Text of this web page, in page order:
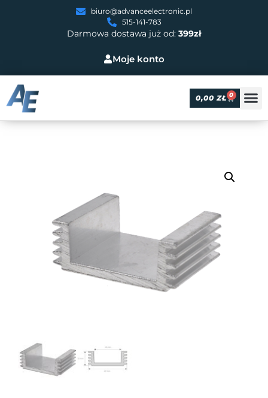
Moje konto
Darmowa dostawa już od: 399zł
biuro@advanceelectronic.pl
515-141-783
0,00 ZŁ 0